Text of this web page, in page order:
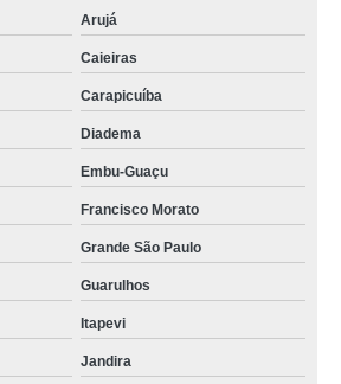
Arujá
Caieiras
Carapicuíba
Diadema
Embu-Guaçu
Francisco Morato
Grande São Paulo
Guarulhos
Itapevi
Jandira